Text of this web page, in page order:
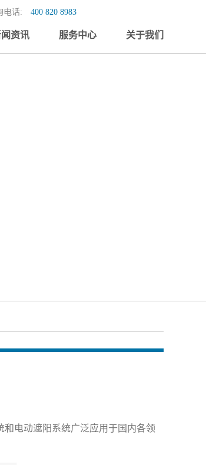
电话: 400 820 8983
资讯 服务中心 关于我们
电动遮阳系统广泛应用于国内各领